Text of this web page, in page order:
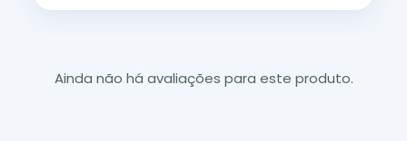
Ainda não há avaliações para este produto.